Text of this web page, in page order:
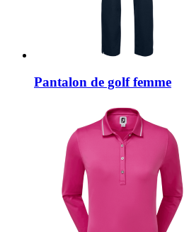
Pantalon de golf femme